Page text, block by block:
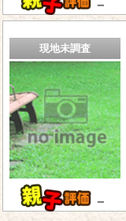
－
現地未調査
－